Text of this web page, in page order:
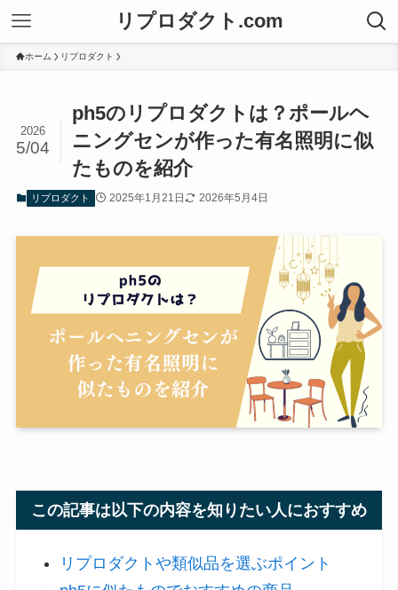
リプロダクト.com
ホーム リプロダクト
ph5のリプロダクトは？ポールヘ
ニングセンが作った有名照明に似
たものを紹介
2026
5/04
リプロダクト 2025年1月21日 2026年5月4日
この記事は以下の内容を知りたい人におすすめ
リプロダクトや類似品を選ぶポイント